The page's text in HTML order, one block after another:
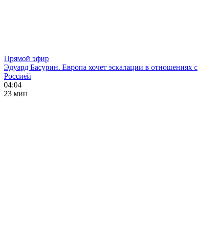
Прямой эфир
Эдуард Басурин. Европа хочет эскалации в отношениях с
Россией
04:04
23 мин